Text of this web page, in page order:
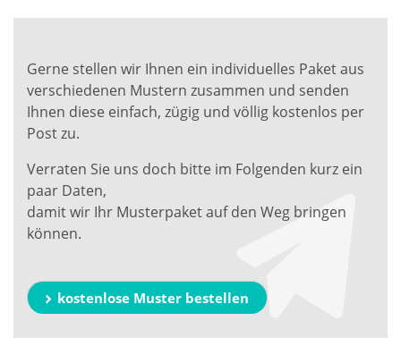
Gerne stellen wir Ihnen ein individuelles Paket aus
verschiedenen Mustern zusammen und senden
Ihnen diese einfach, zügig und völlig kostenlos per
Post zu.
Verraten Sie uns doch bitte im Folgenden kurz ein
paar Daten,
damit wir Ihr Musterpaket auf den Weg bringen
können.
kostenlose Muster bestellen